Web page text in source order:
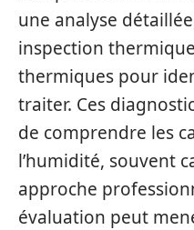
une analyse
inspection
thermiques pour
traiter. Ces
de comprendre les
l’humidité, souvent
approche
évaluation peut